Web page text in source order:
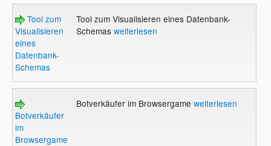
Tool zum
Visualisieren
eines
Datenbank-
Schemas
Tool zum Visualisieren eines Datenbank-
Schemas weiterlesen
Botverkäufer
im
Browsergame
Botverkäufer im Browsergame weiterlesen